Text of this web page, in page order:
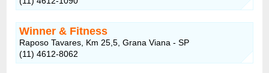
Winner & Fitness
Raposo Tavares, Km 25,5, Grana Viana - SP
(11) 4612-8062